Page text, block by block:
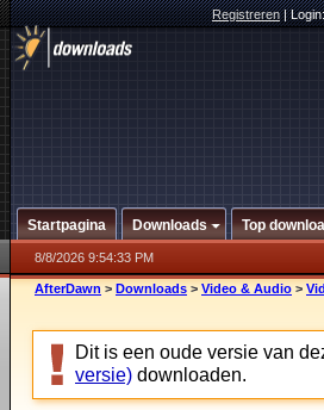
Registreren|
Startpagina Downloads Top
8/8/2026 9:54:33 PM
AfterDawn > Downloads > Video & Audio >
Dit is een oude versie van
versie) downloaden.